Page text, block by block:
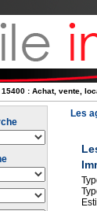
: Achat, vente,
Les